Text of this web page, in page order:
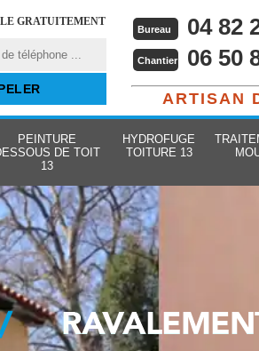
GRATUITEMENT
Bureau 04 82
Chantier 06 50
ARTISAN
PEINTURE
DE TOIT
13
HYDROFUGE
TOITURE 13